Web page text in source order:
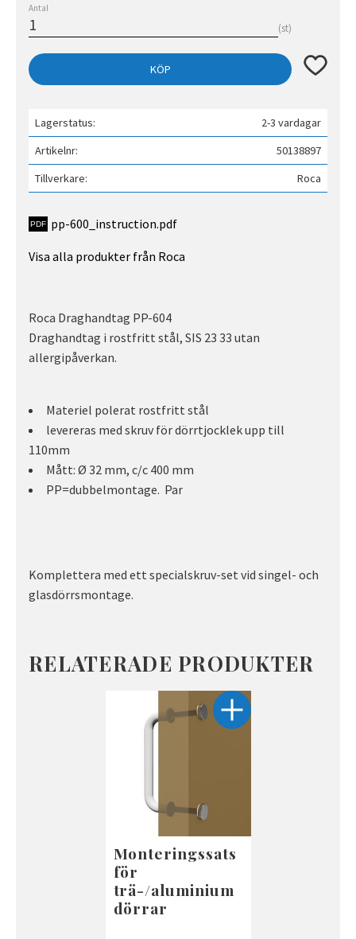
Antal
st
KÖP Lägg till
Lagerstatus
2-3 vardagar
Artikelnr
50138897
Tillverkare
Roca
pp-600_instruction.pdf
Visa alla produkter från Roca
Roca Draghandtag PP-604
Draghandtag i rostfritt stål, SIS 23 33 utan
allergipåverkan.
Materiel polerat rostfritt stål
levereras med skruv för dörrtjocklek upp till
110mm
Mått: Ø 32 mm, c/c 400 mm
PP=dubbelmontage. Par
Komplettera med ett specialskruv-set vid singel- och
glasdörrsmontage.
RELATERADE PRODUKTER
Monteringssats
för
trä-/aluminium
dörrar